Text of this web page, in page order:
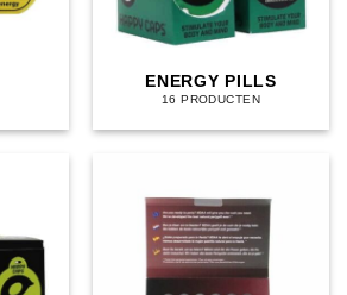
ENERGY PILLS
16 PRODUCTEN